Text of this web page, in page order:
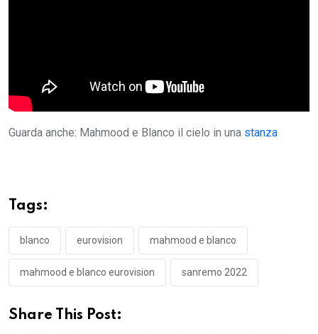
Guarda anche: Mahmood e Blanco il cielo in una stanza
Tags:
blanco eurovision mahmood e blanco
mahmood e blanco eurovision sanremo 2022
Share This Post: